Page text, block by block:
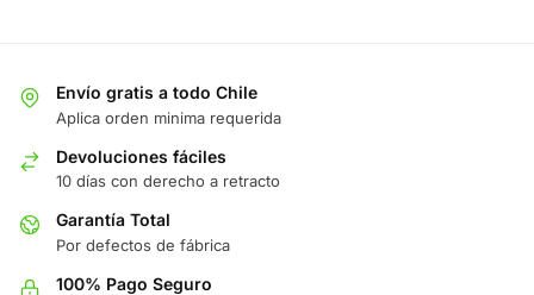
Envío gratis a todo Chile
Aplica orden minima requerida
Devoluciones fáciles
10 días con derecho a retracto
Garantía Total
Por defectos de fábrica
100% Pago Seguro